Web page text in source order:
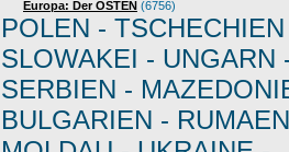
Europa: Der OSTEN (6756)
POLEN -
SLOWAKEI - UNGARN
SERBIEN -
BULGARIEN -